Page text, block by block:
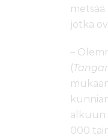
jotka
–
(
alkuun
000